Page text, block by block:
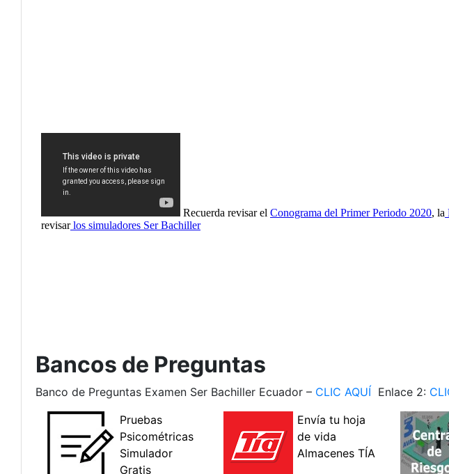
Bancos de Preguntas
Banco de Preguntas Examen Ser Bachiller Ecuador – CLIC AQUÍ Enlace 2: